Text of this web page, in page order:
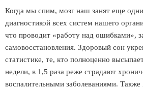
Когда мы спим, мозг наш занят еще
диагностикой всех систем нашего
что проводит «работу над ошибками»,
самовосстановления. Здоровый сон
статистике, те, кто полноценно
недели, в 1,5 раза реже страдают
воспалительными заболеваниями. Также